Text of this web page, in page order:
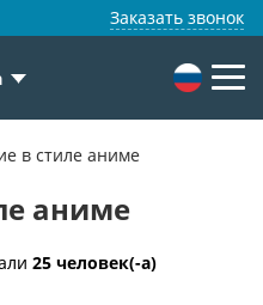
Заказать звонок
в стиле аниме
аниме
25 человек(-а)